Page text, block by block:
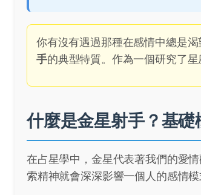
你有沒有遇過那種在感情中總是
手的典型特質。作為一個研究了
什麼是金星射手？基礎
在占星學中，金星代表著我們的愛
索精神就會深深影響一個人的感情模